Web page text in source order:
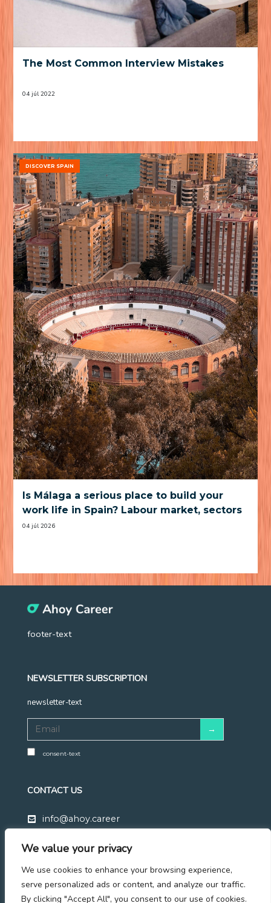
We value your privacy
We use cookies to enhance your browsing experience,
serve personalized ads or content, and analyze our traffic.
By clicking "Accept All", you consent to our use of cookies.
The Most Common Interview Mistakes
04 júl 2022
DISCOVER SPAIN
Is Málaga a serious place to build your
work life in Spain? Labour market, sectors
and practical trade-offs
04 júl 2026
footer-text
CONTACT US
info@ahoy.career
Facebook
NEWSLETTER SUBSCRIPTION
newsletter-text
consent-text